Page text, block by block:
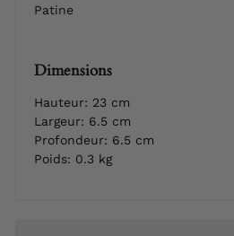
Patine
Dimensions
Hauteur: 23 cm
Largeur: 6.5 cm
Profondeur: 6.5 cm
Poids: 0.3 kg